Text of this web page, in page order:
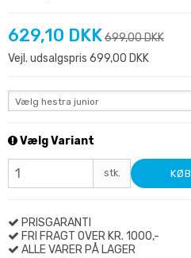
629,10 DKK699,00 DKK
Vejl. udsalgspris 699,00 DKK
Vælg hestra junior
Vælg Variant
stk. KØB
PRISGARANTI
FRI FRAGT OVER KR. 1000,-
ALLE VARER PÅ LAGER